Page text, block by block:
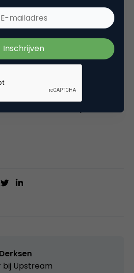
EK-maand nog niet vol (zie
Ster heeft daarom voor juni
bijgesteld. Volgens
Arian Buurman heerst er
minder hoge EK-koorts dan in
de economie floreerde en
in Nederland plaats had.
keer ook aanzienlijk minder
bij Upstream